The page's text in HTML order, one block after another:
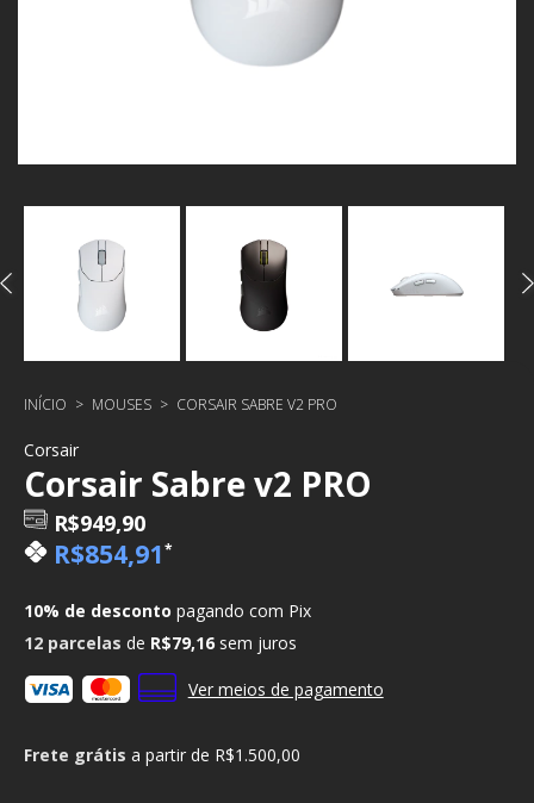
INÍCIO > MOUSES > CORSAIR SABRE V2 PRO
Corsair
Corsair Sabre v2 PRO
R$949,90
R$854,91*
10% de desconto pagando com Pix
12 parcelas de R$79,16 sem juros
Ver meios de pagamento
Frete grátis a partir de R$1.500,00